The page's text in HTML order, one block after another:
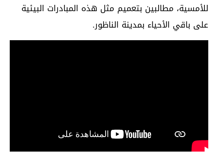
للأمسية، مطالبين بتعميم مثل هذه المبادرات البيئية
على باقي الأحياء بمدينة الناظور.